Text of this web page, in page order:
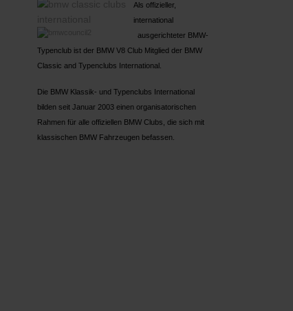
Als offizieller,
international
ausgerichteter BMW-
Typenclub ist der BMW V8 Club Mitglied der BMW
Classic and Typenclubs International.
Die BMW Klassik- und Typenclubs International
bilden seit Januar 2003 einen organisatorischen
Rahmen für alle offiziellen BMW Clubs, die sich mit
klassischen BMW Fahrzeugen befassen.